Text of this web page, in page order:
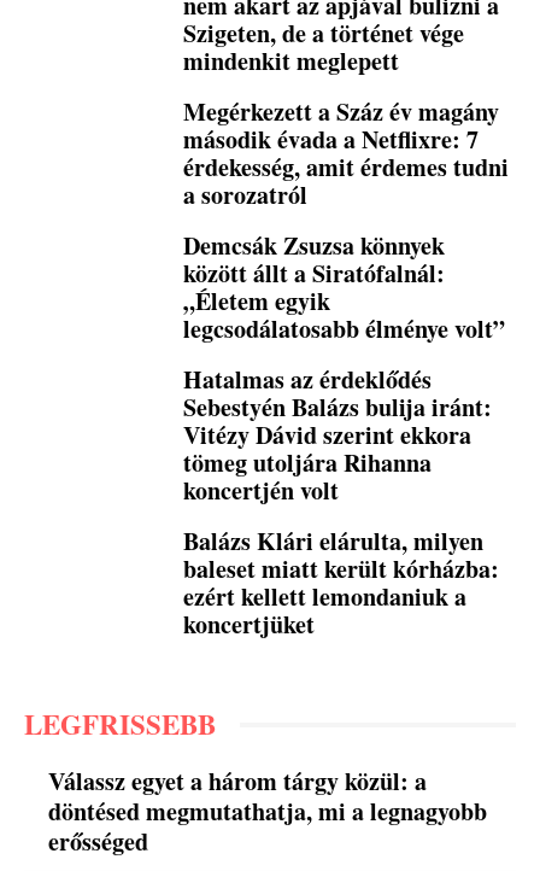
Szigeten, de a történet vége
mindenkit meglepett
Megérkezett a Száz év magány
második évada a Netflixre: 7
érdekesség, amit érdemes tudni
a sorozatról
Demcsák Zsuzsa könnyek
között állt a Siratófalnál:
„Életem egyik
legcsodálatosabb élménye volt”
Hatalmas az érdeklődés
Sebestyén Balázs bulija iránt:
Vitézy Dávid szerint ekkora
tömeg utoljára Rihanna
koncertjén volt
Balázs Klári elárulta, milyen
baleset miatt került kórházba:
ezért kellett lemondaniuk a
koncertjüket
LEGFRISSEBB
Válassz egyet a három tárgy közül: a
döntésed megmutathatja, mi a legnagyobb
erősséged